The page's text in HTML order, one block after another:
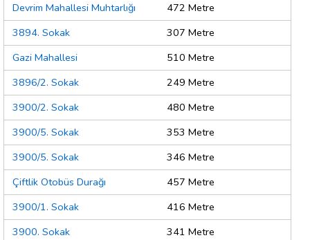
Devrim Mahallesi Muhtarlığı
472 Metre
3894. Sokak
307 Metre
Gazi Mahallesi
510 Metre
3896/2. Sokak
249 Metre
3900/2. Sokak
480 Metre
3900/5. Sokak
353 Metre
3900/5. Sokak
346 Metre
Çiftlik Otobüs Durağı
457 Metre
3900/1. Sokak
416 Metre
3900. Sokak
341 Metre